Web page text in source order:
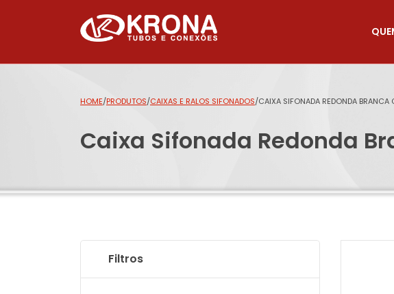
HOME/PRODUTOS/CAIXAS E RALOS SIFONADOS/CAIXA SIFONADA REDONDA BRANCA
Caixa Sifonada Redonda
Filtros